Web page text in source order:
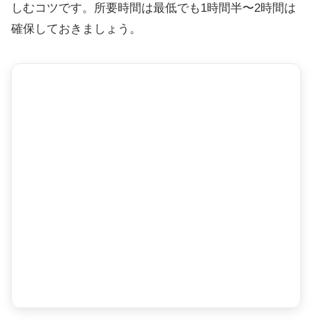
しむコツです。所要時間は最低でも1時間半〜2時間は
確保しておきましょう。